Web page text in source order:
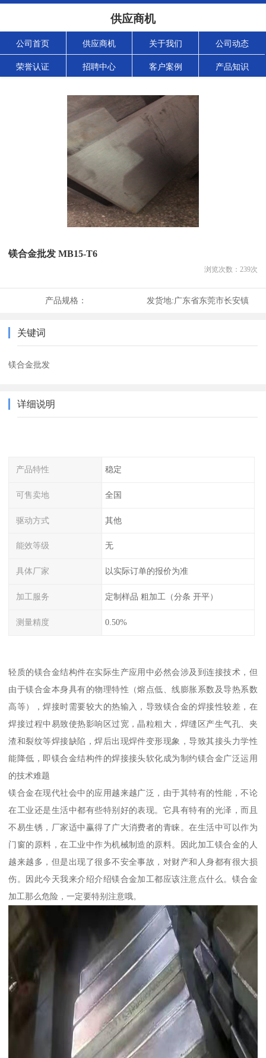
供应商机
公司首页 供应商机 关于我们 公司动态
荣誉认证 招聘中心 客户案例 产品知识
镁合金批发 MB15-T6
浏览次数： 239次
产品规格： 发货地:广东省东莞市长安镇
关键词
镁合金批发
详细说明
产品特性 稳定
可售卖地 全国
驱动方式 其他
能效等级 无
具体厂家 以实际订单的报价为准
加工服务 定制样品 粗加工（分条 开平）
测量精度 0.50%
轻质的镁合金结构件在实际生产应用中必然会涉及到连接技术，但
由于镁合金本身具有的物理特性（熔点低、线膨胀系数及导热系数
高等），焊接时需要较大的热输入，导致镁合金的焊接性较差，在
焊接过程中易致使热影响区过宽，晶粒粗大，焊缝区产生气孔、夹
渣和裂纹等焊接缺陷，焊后出现焊件变形现象，导致其接头力学性
能降低，即镁合金结构件的焊接接头软化成为制约镁合金广泛运用
的技术难题
镁合金在现代社会中的应用越来越广泛，由于其特有的性能，不论
在工业还是生活中都有些特别好的表现。它具有特有的光泽，而且
不易生锈，厂家适中赢得了广大消费者的青睐。在生活中可以作为
门窗的原料，在工业中作为机械制造的原料。因此加工镁合金的人
越来越多，但是出现了很多不安全事故，对财产和人身都有很大损
伤。因此今天我来介绍介绍镁合金加工都应该注意点什么。镁合金
加工那么危险，一定要特别注意哦。